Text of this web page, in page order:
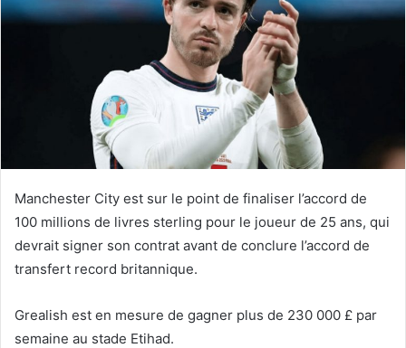
Manchester City est sur le point de finaliser l’accord de
100 millions de livres sterling pour le joueur de 25 ans, qui
devrait signer son contrat avant de conclure l’accord de
transfert record britannique.
Grealish est en mesure de gagner plus de 230 000 £ par
semaine au stade Etihad.